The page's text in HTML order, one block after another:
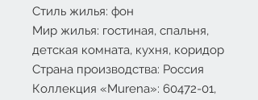
Стиль жилья: фон
Мир жилья: гостиная, спальня,
детская комната, кухня, коридор
Страна производства: Россия
Коллекция «Murena»: 60472-01,